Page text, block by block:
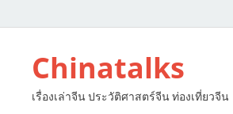
Chinatalks
เรื่องเล่าจีน ประวัติศาสตร์จีน ท่องเที่ยวจีน